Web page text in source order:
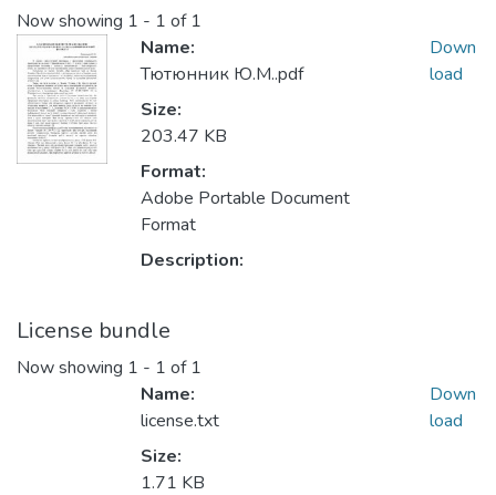
Now showing 1 - 1 of 1
Name:
Тютюнник Ю.М..pdf
Size:
203.47 KB
Format:
Adobe Portable Document
Format
Description:
Down
load
License bundle
Now showing 1 - 1 of 1
Name:
license.txt
Size:
1.71 KB
Down
load